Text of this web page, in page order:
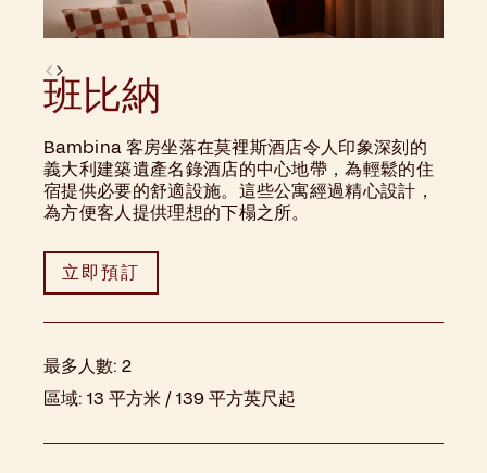
班比納
Bambina 客房坐落在莫裡斯酒店令人印象深刻的
義大利建築遺產名錄酒店的中心地帶，為輕鬆的住
宿提供必要的舒適設施。這些公寓經過精心設計，
為方便客人提供理想的下榻之所。
立即預訂
最多人數: 2
區域: 13 平方米 / 139 平方英尺起